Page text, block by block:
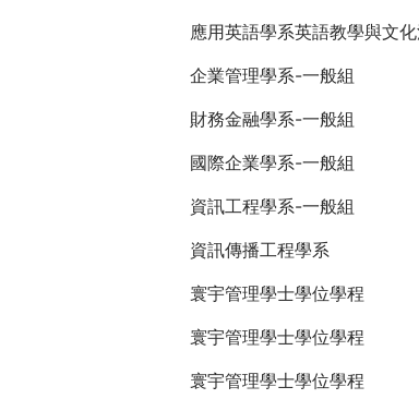
應用英語學系英語教學與文
企業管理學系-一般組
財務金融學系-一般組
國際企業學系-一般組
資訊工程學系-一般組
資訊傳播工程學系
寰宇管理學士學位學程
寰宇管理學士學位學程
寰宇管理學士學位學程